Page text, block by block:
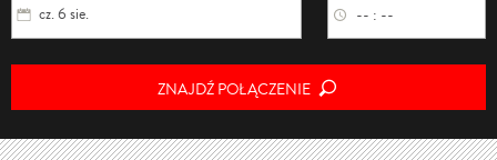
cz. 6 sie. -- : --
ZNAJDŹ POŁĄCZENIE